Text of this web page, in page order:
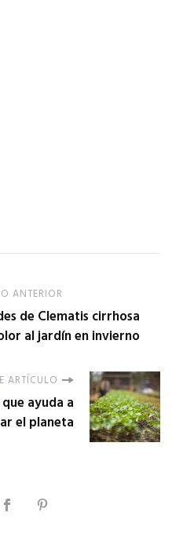
ANTERIOR
de Clematis cirrhosa
al jardín en invierno
ARTÍCULO
ayuda a
el planeta